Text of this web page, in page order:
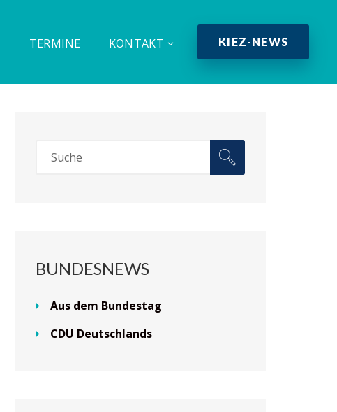
TERMINE KONTAKT KIEZ-NEWS
BUNDESNEWS
Aus dem Bundestag
CDU Deutschlands